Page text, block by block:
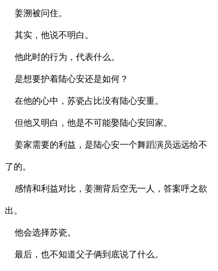
姜溯被问住。
其实，他说不明白。
他此时的行为，代表什么。
是想要护着陆心安还是如何？
在他的心中，苏瓷占比没有陆心安重。
但他又明白，他是不可能娶陆心安回家。
姜家需要的利益，是陆心安一个舞蹈演员远远给不
了的。
感情和利益对比，姜溯背后空无一人，答案呼之欲
出。
他会选择苏瓷。
最后，也不知道父子俩到底说了什么。